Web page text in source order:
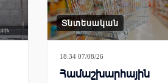
Տնտեսական
18:34 07/08/26
Համաշխարհային